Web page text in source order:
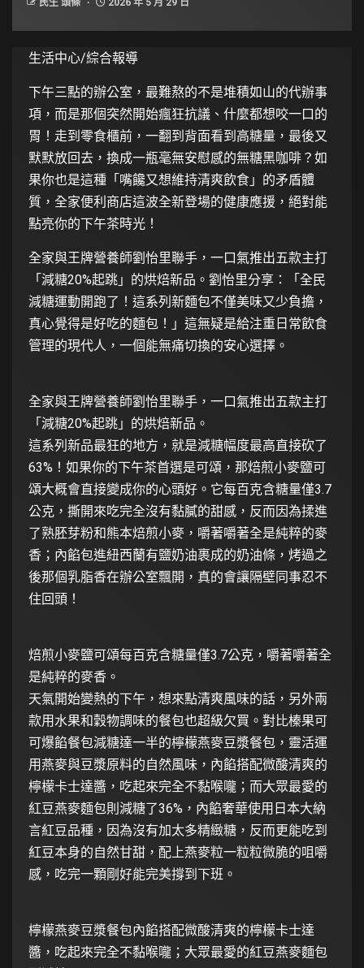
民生 頭條 2026 年 5 月 29 日
生活中心/綜合報導
下午三點的辦公室，最難熬的不是堆積如山的代辦事
項，而是那個突然開始瘋狂抗議、什麼都想咬一口的
胃！走到零食櫃前，一翻到背面看到高糖量，最後又
默默放回去，換成一瓶毫無安慰感的無糖黑咖啡？如
果你也是這種「嘴饞又想維持清爽飲食」的矛盾體
質，全家便利商店這波全新登場的健康應援，絕對能
點亮你的下午茶時光！
全家與王牌營養師劉怡里聯手，一口氣推出五款主打
「減糖20%起跳」的烘焙新品。劉怡里分享：「全民
減糖運動開跑了！這系列新麵包不僅美味又少負擔，
真心覺得是好吃的麵包！」這無疑是給注重日常飲食
管理的現代人，一個能無痛切換的安心選擇。
全家與王牌營養師劉怡里聯手，一口氣推出五款主打
「減糖20%起跳」的烘焙新品。
這系列新品最狂的地方，就是減糖幅度最高直接砍了
63%！如果你的下午茶首選是可頌，那焙煎小麥鹽可
頌大概會直接變成你的心頭好。它每百克含糖量僅3.7
公克，撕開來吃完全沒有黏膩的甜感，反而因為揉進
了熟胚芽粉和熊本焙煎小麥，嚼著嚼著全是純粹的麥
香；內餡包進紐西蘭有鹽奶油裹成的奶油條，烤過之
後那個乳脂香在辦公室飄開，真的會讓隔壁同事忍不
住回頭！
焙煎小麥鹽可頌每百克含糖量僅3.7公克，嚼著嚼著全
是純粹的麥香。
天氣開始變熱的下午，想來點清爽風味的話，另外兩
款用水果和穀物調味的餐包也超級欠買。對比榛果可
可爆餡餐包減糖達一半的檸檬燕麥豆漿餐包，靈活運
用燕麥與豆漿原料的自然風味，內餡搭配微酸清爽的
檸檬卡士達醬，吃起來完全不黏喉嚨；而大眾最愛的
紅豆燕麥麵包則減糖了36%，內餡奢華使用日本大納
言紅豆品種，因為沒有加太多精緻糖，反而更能吃到
紅豆本身的自然甘甜，配上燕麥粒一粒粒微脆的咀嚼
感，吃完一顆剛好能完美撐到下班。
檸檬燕麥豆漿餐包內餡搭配微酸清爽的檸檬卡士達
醬，吃起來完全不黏喉嚨；大眾最愛的紅豆燕麥麵包